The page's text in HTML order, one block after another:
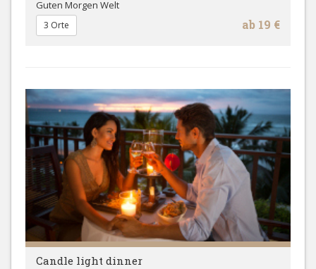
Guten Morgen Welt
ab 19 €
3 Orte
Candle light dinner